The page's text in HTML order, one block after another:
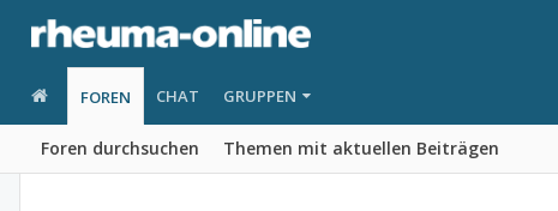
FOREN
Foren durchsuchen Themen mit aktuellen Beiträgen
CHAT GRUPPEN